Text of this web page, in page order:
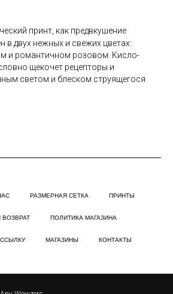
принт, как предвкушение
в двух нежных и свежих цветах:
и романтичном розовом. Кисло-
щекочет рецепторы и
светом и блеском струящегося
РАЗМЕРНАЯ СЕТКА ПРИНТЫ
ВОЗВРАТ ПОЛИТИКА МАГАЗИНА
МАГАЗИНЫ КОНТАКТЫ